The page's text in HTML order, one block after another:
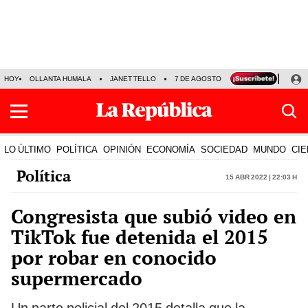
HOY OLLANTA HUMALA JANET TELLO 7 DE AGOSTO TINKA RESULTADOS
LO ÚLTIMO POLÍTICA OPINIÓN ECONOMÍA SOCIEDAD MUNDO
Política 15 Abr 2022 | 22:03 h
Congresista que subió video en
TikTok fue detenida el 2015
por robar en conocido
supermercado